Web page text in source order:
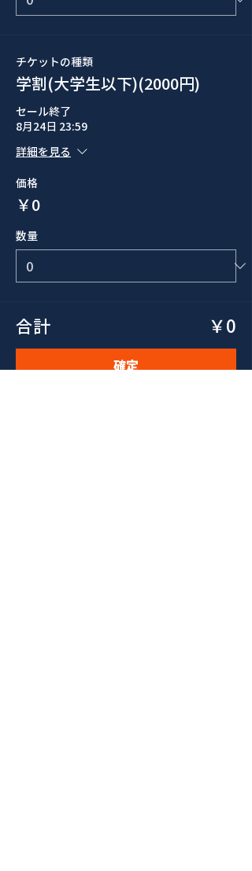
チケットの種類
学割(大学生以下)(2000円)
セール終了
8月24日 23:59
詳細を見る
価格
￥0
数量
合計 ￥0
確定